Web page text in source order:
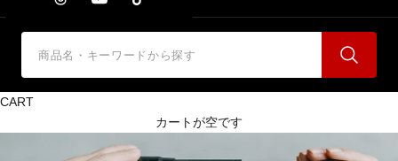
CART
カートが空です